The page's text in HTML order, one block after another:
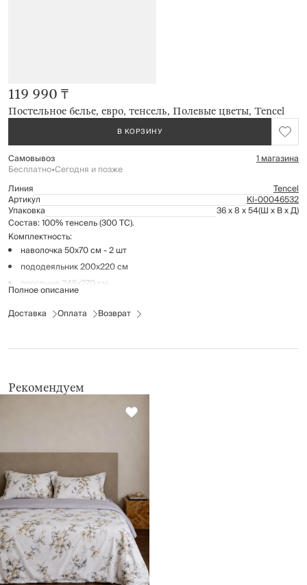
Постельное белье, евро, тенсель, Полевые цветы, Tencel
119 990 ₸
В КОРЗИНУ
Самовывоз 1 магазина
Бесплатно•Сегодня и позже
Линия
Tencel
Артикул Kl-00046532
Упаковка 36 x 8 x 54(Ш x В x Д)
Состав: 100% тенсель (300 ТС).
Комплектность:
наволочка 50х70 см - 2 шт
пододеяльник 200х220 см
простыня 245х270 см
Рекомендации по уходу:
не отжимать
Полное описание
Доставка
Оплата Возврат
Рекомендуем